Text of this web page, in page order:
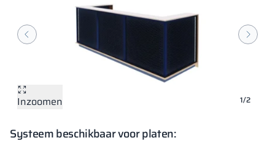
1/2
Inzoomen
Inzoomen
Systeem beschikbaar voor platen: